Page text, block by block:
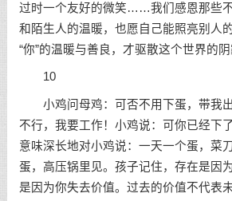
过时一个友好的微笑……我们感恩那些
和陌生人的温暖，也愿自己能照亮别人
“你”的温暖与善良，才驱散这个世界的阴
10
小鸡问母鸡：可否不用下蛋，带我出
不行，我要工作！小鸡说：可你已经下
意味深长地对小鸡说：一天一个蛋，菜
蛋，高压锅里见。孩子记住，存在是因
是因为你失去价值。过去的价值不代表